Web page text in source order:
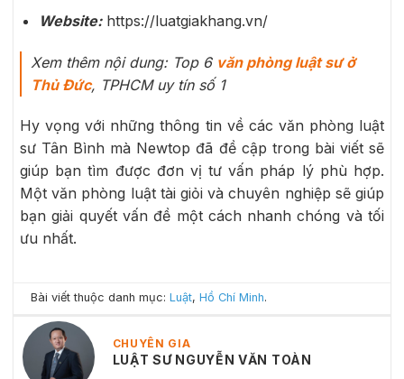
Website:https://luatgiakhang.vn/
Xem thêm nội dung: Top 6 văn phòng luật sư ở
Thủ Đức, TPHCM uy tín số 1
Hy vọng với những thông tin về các văn phòng luật
sư Tân Bình mà Newtop đã đề cập trong bài viết sẽ
giúp bạn tìm được đơn vị tư vấn pháp lý phù hợp.
Một văn phòng luật tài giỏi và chuyên nghiệp sẽ giúp
bạn giải quyết vấn đề một cách nhanh chóng và tối
ưu nhất.
Bài viết thuộc danh mục:Luật,Hồ Chí Minh.
CHUYÊN GIA
LUẬT SƯ NGUYỄN VĂN TOÀN